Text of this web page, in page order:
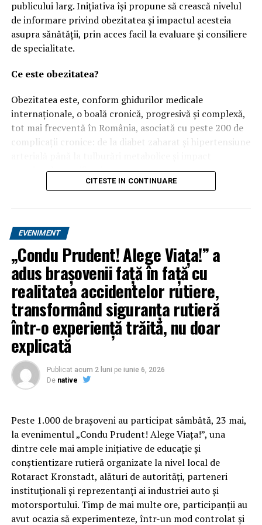
publicului larg. Inițiativa își propune să crească nivelul
de informare privind obezitatea și impactul acesteia
asupra sănătății, prin acces facil la evaluare și consiliere
de specialitate.
Ce este obezitatea?
Obezitatea este, conform ghidurilor medicale
internaționale, o boală cronică, progresivă și complexă,
tot mai frecventă în România, asociată cu peste 200 de
complicații cronice: de la diabet zaharat și hipertensiune
emoțional semnificativ.
importante companii de cercetare de piață din lume,
dezvăluie că 79% dintre românii care trăiesc cu
obezitate consideră că afecțiunea lor „se poate preveni
prin alegeri personale” – cea mai mare cifră din toate
țările studiate și cu mult peste media globală de 66%.
Această cifră subliniază nevoia de a înțelege că, dincolo
de stilul de viață, există o rezistență biologică ce face
procesul de slăbire dificil fără ajutor specializat.
Cum știu dacă am obezitate? Rolul IMC și al
evaluării medicale
CITESTE IN CONTINUARE
EVENIMENT
„Condu Prudent! Alege Viața!” a
adus brașovenii față în față cu
realitatea accidentelor rutiere,
transformând siguranța rutieră
într-o experiență trăită, nu doar
explicată
Publicat acum 2 luni pe iunie 6, 2026
De native
Peste 1.000 de brașoveni au participat sâmbătă, 23 mai,
la evenimentul „Condu Prudent! Alege Viața!”, una
dintre cele mai ample inițiative de educație și
conștientizare rutieră organizate la nivel local de
Rotaract Kronstadt, alături de autorități, parteneri
instituționali și reprezentanți ai industriei auto și
motorsportului. Timp de mai multe ore, participanții au
avut ocazia să experimenteze, într-un mod controlat și